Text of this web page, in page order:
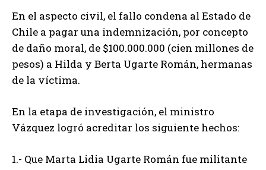
En el aspecto civil, el fallo condena al Estado de
Chile a pagar una indemnización, por concepto
de daño moral, de $100.000.000 (cien millones de
pesos) a Hilda y Berta Ugarte Román, hermanas
de la víctima.
En la etapa de investigación, el ministro
Vázquez logró acreditar los siguiente hechos:
1.- Que Marta Lidia Ugarte Román fue militante